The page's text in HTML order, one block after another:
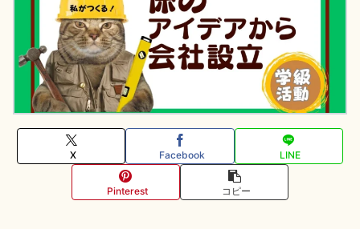
X Facebook LINE
Pinterest コピー